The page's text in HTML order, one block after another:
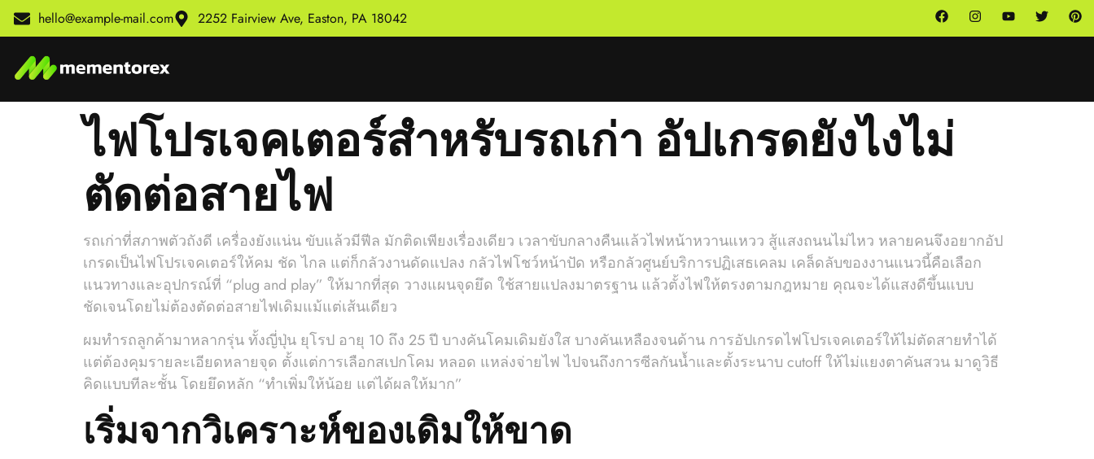
hello@example-mail.com 2252 Fairview Ave, Easton, PA 18042
ไฟโปรเจคเตอร์สำหรับรถเก่า อัปเกรดยังไงไม่
ตัดต่อสายไฟ
รถเก่าที่สภาพตัวถังดี เครื่องยังแน่น ขับแล้วมีฟีล มักติดเพียงเรื่องเดียว เวลาขับกลางคืนแล้วไฟหน้าหวานแหวว สู้แสงถนนไม่ไหว หลายคนจึงอยากอัป
เกรดเป็นไฟโปรเจคเตอร์ให้คม ชัด ไกล แต่ก็กลัวงานดัดแปลง กลัวไฟโชว์หน้าปัด หรือกลัวศูนย์บริการปฏิเสธเคลม เคล็ดลับของงานแนวนี้คือเลือก
แนวทางและอุปกรณ์ที่ “plug and play” ให้มากที่สุด วางแผนจุดยึด ใช้สายแปลงมาตรฐาน แล้วตั้งไฟให้ตรงตามกฎหมาย คุณจะได้แสงดีขึ้นแบบ
ชัดเจนโดยไม่ต้องตัดต่อสายไฟเดิมแม้แต่เส้นเดียว
ผมทำรถลูกค้ามาหลากรุ่น ทั้งญี่ปุ่น ยุโรป อายุ 10 ถึง 25 ปี บางคันโคมเดิมยังใส บางคันเหลืองจนด้าน การอัปเกรดไฟโปรเจคเตอร์ให้ไม่ตัดสายทำได้
แต่ต้องคุมรายละเอียดหลายจุด ตั้งแต่การเลือกสเปกโคม หลอด แหล่งจ่ายไฟ ไปจนถึงการซีลกันน้ำและตั้งระนาบ cutoff ให้ไม่แยงตาคันสวน มาดูวิธี
คิดแบบทีละชั้น โดยยึดหลัก “ทำเพิ่มให้น้อย แต่ได้ผลให้มาก”
เริ่มจากวิเคราะห์ของเดิมให้ขาด